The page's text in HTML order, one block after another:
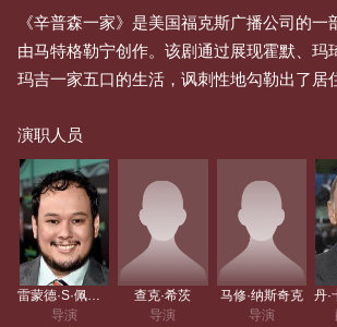
《辛普森一家》是美国福克斯广播公司的一
由马特格勒宁创作。该剧通过展现霍默、玛
玛吉一家五口的生活，讽刺性地勾勒出了居
家》，从许多角度对美国的文化与社会、人
进行了幽默的嘲讽。 为了给制片人詹姆斯L
动画短剧，马特格勒宁构思出了辛普森一家
用自己家族成员的名字逐一地给他们命名，
“巴特”替代。1987年 4月19日，短剧成为了
的一部分。在播映三季后，《辛普森一家》
时的黄金时段，并成为了福克斯在早期达成
演职人员
导演
查克·希茨
导演
马修·纳斯奇克
导演